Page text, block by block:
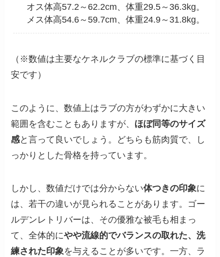
オス体高57.2～62.2cm、体重29.5～36.3kg。
メス体高54.6～59.7cm、体重24.9～31.8kg。
（※数値は主要なケネルクラブの標準に基づく目
安です）
このように、数値上はラブの方がわずかに大きい
範囲を含むこともありますが、 ほぼ同等のサイズ
感と言って良いでしょう。どちらも筋肉質で、し
っかりとした骨格を持っています。
しかし、数値だけでは分からない体つきの印象に
は、若干の違いが見られることがあります。ゴー
ルデンレトリバーは、その優雅な被毛も相まっ
て、全体的にやや流線的でバランスの取れた、洗
練された印象を与えることが多いです。一方、ラ